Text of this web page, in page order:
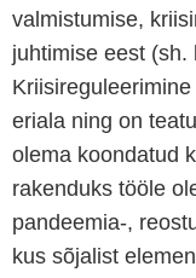
valmistumise,
juhtimise eest (sh.
eriala ning on
olema koondatud
rakenduks tööle
pandeemia-,
kus sõjalist